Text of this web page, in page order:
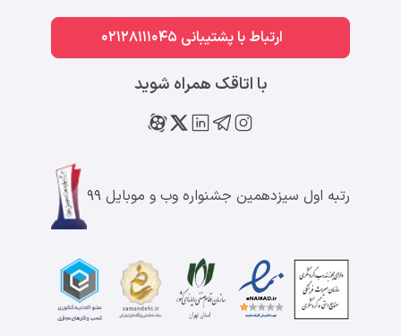
ارتباط با پشتیبانی 02128111045
با اتاقک همراه شوید
رتبه اول سیزدهمین جشنواره وب و موبایل ۹۹